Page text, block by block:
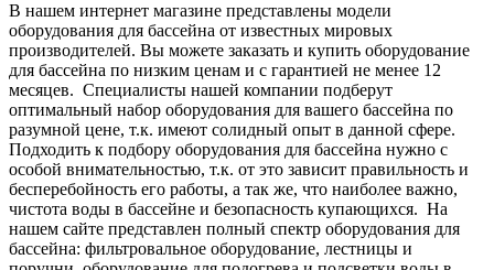
В нашем интернет магазине представлены модели
оборудования для бассейна от известных мировых
производителей. Вы можете заказать и купить оборудование
для бассейна по низким ценам и с гарантией не менее 12
месяцев. Специалисты нашей компании подберут
оптимальный набор оборудования для вашего бассейна по
разумной цене, т.к. имеют солидный опыт в данной сфере.
Подходить к подбору оборудования для бассейна нужно с
особой внимательностью, т.к. от это зависит правильность и
бесперебойность его работы, а так же, что наиболее важно,
чистота воды в бассейне и безопасность купающихся. На
нашем сайте представлен полный спектр оборудования для
бассейна: фильтровальное оборудование, лестницы и